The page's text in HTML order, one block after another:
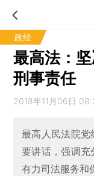
政经
最高法：
刑事责任
2018年11月06日
最高人民法院党
要讲话，强调
有力司法服务和